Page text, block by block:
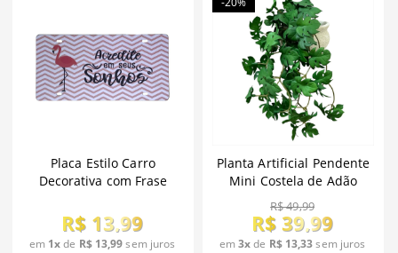
Placa Estilo Carro
Decorativa com Frase
R$ 13,99
em 1xde R$ 13,99sem juros
Planta Artificial Pendente
Mini Costela de Adão
40cm
R$ 49,99
R$ 39,99
em 3xde R$ 13,33sem juros